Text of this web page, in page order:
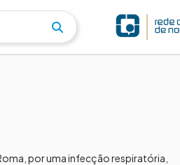
por uma infecção respiratória,